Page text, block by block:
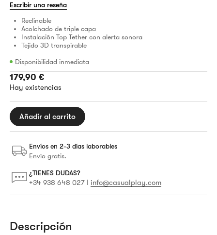
Escribir una reseña
Reclinable
Acolchado de triple capa
Instalación Top Tether con alerta sonora
Tejido 3D transpirable
Disponibilidad inmediata
179,90 €
Hay existencias
Añadir al carrito
Envíos en 2-3 días laborables
Envío gratis.
¿TIENES DUDAS?
+34 938 648 027 I info@casualplay.com
Descripción